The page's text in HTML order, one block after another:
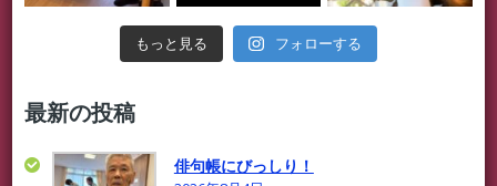
もっと見る フォローする
最新の投稿
俳句帳にびっしり！